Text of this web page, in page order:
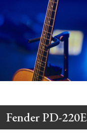
Fender PD-220E